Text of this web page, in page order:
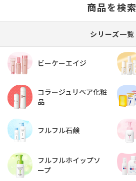
商品を検索
シリーズ一覧
ビーケーエイジ
コラージュリペア化粧
品
フルフル石鹸
フルフルホイップソ
ープ